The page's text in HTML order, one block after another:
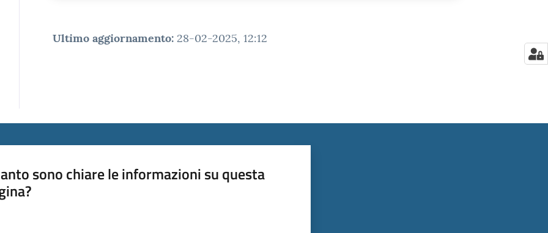
Ultimo aggiornamento: 28-02-2025, 12:12
sono chiare le informazioni su questa